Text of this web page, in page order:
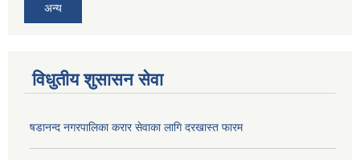
अन्य
विधुतीय शुसासन सेवा
षडानन्द नगरपालिका करार सेवाका लागि दरखास्त फारम